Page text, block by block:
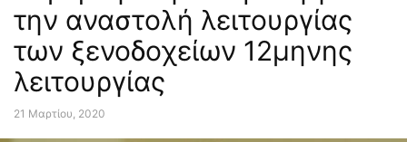
την αναστολή λειτουργίας
των ξενοδοχείων 12μηνης
λειτουργίας
21 Μαρτίου, 2020